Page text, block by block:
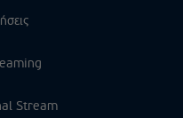
Stream